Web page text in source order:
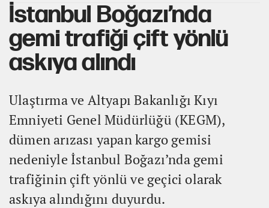
İstanbul Boğazı’nda
gemi trafiği çift yönlü
askıya alındı
Ulaştırma ve Altyapı Bakanlığı Kıyı
Emniyeti Genel Müdürlüğü (KEGM),
dümen arızası yapan kargo gemisi
nedeniyle İstanbul Boğazı’nda gemi
trafiğinin çift yönlü ve geçici olarak
askıya alındığını duyurdu.